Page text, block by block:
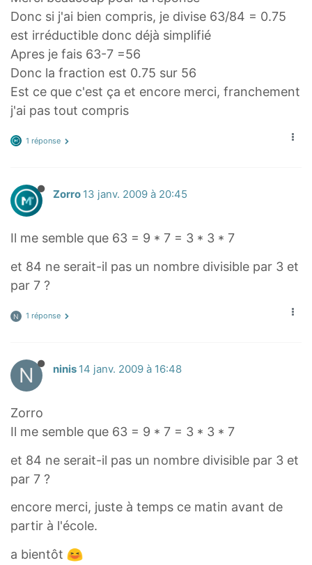
Donc si j'ai bien compris, je divise 63/84 = 0.75
est irréductible donc déjà simplifié
Apres je fais 63-7 =56
Donc la fraction est 0.75 sur 56
Est ce que c'est ça et encore merci, franchement
j'ai pas tout compris
1 réponse
Zorro 13 janv. 2009 à 20:45
Il me semble que 63 = 9 * 7 = 3 * 3 * 7
et 84 ne serait-il pas un nombre divisible par 3 et
par 7 ?
N 1 réponse
N ninis 14 janv. 2009 à 16:48
Zorro
Il me semble que 63 = 9 * 7 = 3 * 3 * 7
et 84 ne serait-il pas un nombre divisible par 3 et
par 7 ?
encore merci, juste à temps ce matin avant de
partir à l'école.
a bientôt